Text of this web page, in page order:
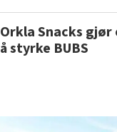
Orkla Snacks
å styrke BUBS